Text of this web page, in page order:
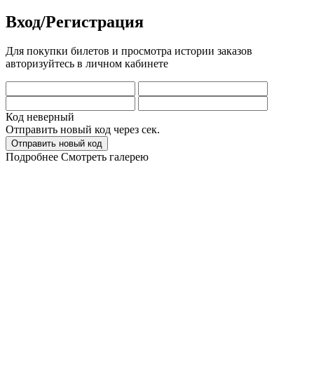
Вход/Регистрация
Для покупки билетов и просмотра истории заказов
авторизуйтесь в личном кабинете
Код неверный
Отправить новый код через сек.
Отправить новый код
Подробнее Смотреть галерею